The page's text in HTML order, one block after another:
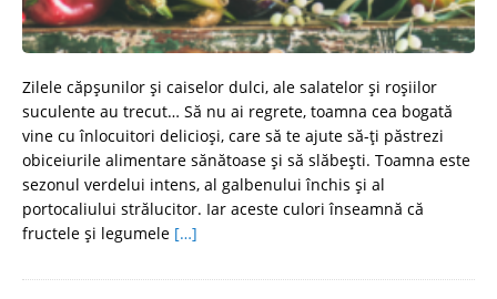
Zilele căpşunilor şi caiselor dulci, ale salatelor şi roşiilor
suculente au trecut… Să nu ai regrete, toamna cea bogată
vine cu înlocuitori delicioşi, care să te ajute să-ţi păstrezi
obiceiurile alimentare sănătoase şi să slăbeşti. Toamna este
sezonul verdelui intens, al galbenului închis și al
portocaliului strălucitor. Iar aceste culori înseamnă că
fructele şi legumele […]